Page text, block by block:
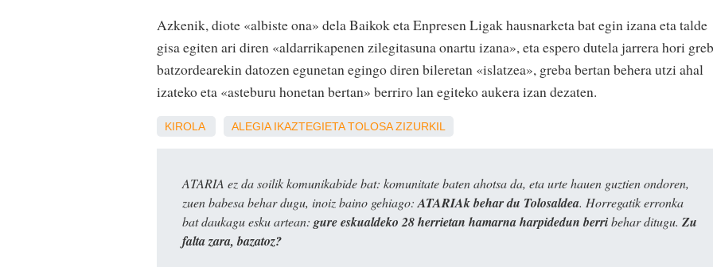
Azkenik, diote «albiste ona» dela Baikok eta Enpresen Ligak hausnarketa bat egin izana eta talde
gisa egiten ari diren «aldarrikapenen zilegitasuna onartu izana», eta espero dutela jarrera hori
batzordearekin datozen egunetan egingo diren bileretan «islatzea», greba bertan behera utzi ahal
izateko eta «asteburu honetan bertan» berriro lan egiteko aukera izan dezaten.
KIROLA ALEGIA IKAZTEGIETA TOLOSA ZIZURKIL
ATARIA ez da soilik komunikabide bat: komunitate baten ahotsa da, eta urte hauen guztien ondoren,
zuen babesa behar dugu, inoiz baino gehiago: ATARIAk behar du Tolosaldea. Horregatik erronka
bat daukagu esku artean: gure eskualdeko 28 herrietan hamarna harpidedun berribehar ditugu. Zu
falta zara, bazatoz?